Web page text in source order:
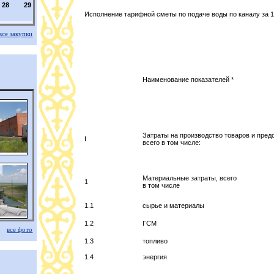
28 29
закупки
все фото
Исполнение тарифной сметы по подаче воды по каналу за
Наименование показателей *
I
Затраты на производство товаров и
всего в том числе:
1
Материальные затраты, всего
в том числе
1.1 сырье и материалы
1.2 ГСМ
1.3 топливо
1.4 энергия